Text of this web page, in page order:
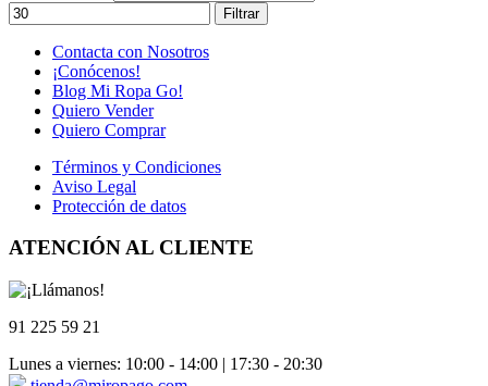
Filtrar
Contacta con Nosotros
¡Conócenos!
Blog Mi Ropa Go!
Quiero Vender
Quiero Comprar
Términos y Condiciones
Aviso Legal
Protección de datos
ATENCIÓN AL CLIENTE
91 225 59 21
Lunes a viernes: 10:00 - 14:00 | 17:30 - 20:30